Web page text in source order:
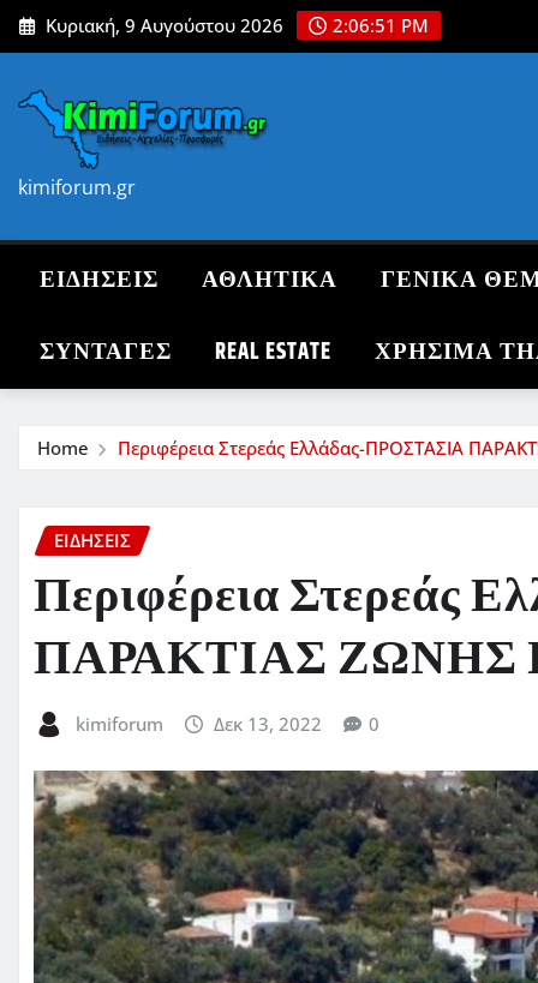
Skip
to
Κυριακή, 9 Αυγούστου 2026 2:06:52 PM
kimiforum.gr
ΕΙΔΗΣΕΙΣ ΑΘΛΗΤΙΚΑ ΓΕΝΙΚΑ
ΣΥΝΤΑΓΈΣ REAL ESTATE ΧΡΗΣΙΜΑ
Home Περιφέρεια Στερεάς Ελλάδας-ΠΡΟΣΤΑΣΙΑ
ΕΙΔΗΣΕΙΣ
Περιφέρεια Στερεάς
ΠΑΡΑΚΤΙΑΣ
kimiforum Δεκ 13, 2022 0